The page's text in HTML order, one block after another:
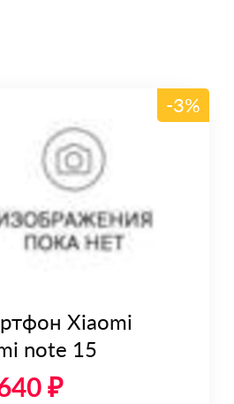
-3%
Xiaomi
note 15
₽